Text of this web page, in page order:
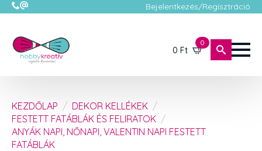
Bejelentkezés/Regisztráció
0 Ft
0
KEZDŐLAP
DEKOR KELLÉKEK
FESTETT FATÁBLÁK ÉS FELIRATOK
ANYÁK NAPI, NŐNAPI, VALENTIN NAPI FESTETT
FATÁBLÁK